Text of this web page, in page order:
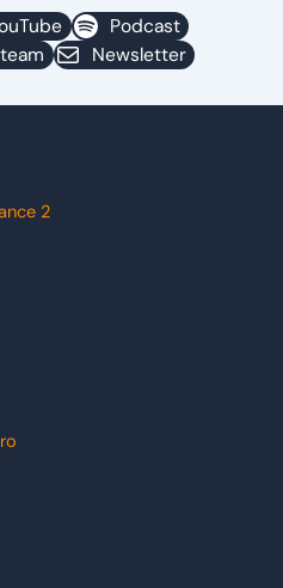
Podcast
Newsletter
2